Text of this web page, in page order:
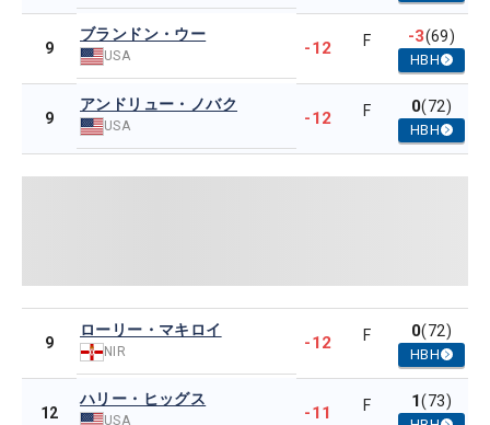
9
ブランドン・ウー
USA -12 F -3(69)
HBH
9
アンドリュー・ノバク
USA -12 F 0(72)
HBH
9
ローリー・マキロイ
NIR -12 F 0(72)
HBH
12
ハリー・ヒッグス
USA -11 F 1(73)